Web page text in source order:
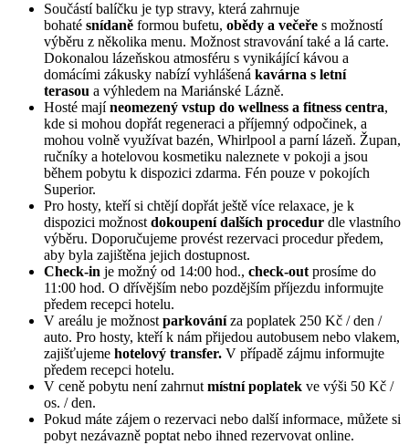
Součástí balíčku je typ stravy, která zahrnuje
bohaté snídaně formou bufetu, obědy a večeře s možností
výběru z několika menu. Možnost stravování také a lá carte.
Dokonalou lázeňskou atmosféru s vynikájící kávou a
domácími zákusky nabízí vyhlášená kavárna s letní
terasou a výhledem na Mariánské Lázně.
Hosté majíneomezený vstup do wellness a fitness centra,
kde si mohou dopřát regeneraci a příjemný odpočinek, a
mohou volně využívat bazén, Whirlpool a parní lázeň. Župan,
ručníky a hotelovou kosmetiku naleznete v pokoji a jsou
během pobytu k dispozici zdarma. Fén pouze v pokojích
Superior.
Pro hosty, kteří si chtějí dopřát ještě více relaxace, je k
dispozici možnost dokoupení dalších procedur dle vlastního
výběru. Doporučujeme provést rezervaci procedur předem,
aby byla zajištěna jejich dostupnost.
Check-in je možný od 14:00 hod., check-out prosíme do
11:00 hod. O dřívějším nebo pozdějším příjezdu informujte
předem recepci hotelu.
V areálu je možnost parkováníza poplatek 250 Kč / den /
auto. Pro hosty, kteří k nám přijedou autobusem nebo vlakem,
zajišťujeme hotelový transfer. V případě zájmu informujte
předem recepci hotelu.
V ceně pobytu není zahrnut místní poplatek ve výši 50 Kč /
os. / den.
Pokud máte zájem o rezervaci nebo další informace, můžete si
pobyt nezávazně poptat nebo ihned rezervovat online.